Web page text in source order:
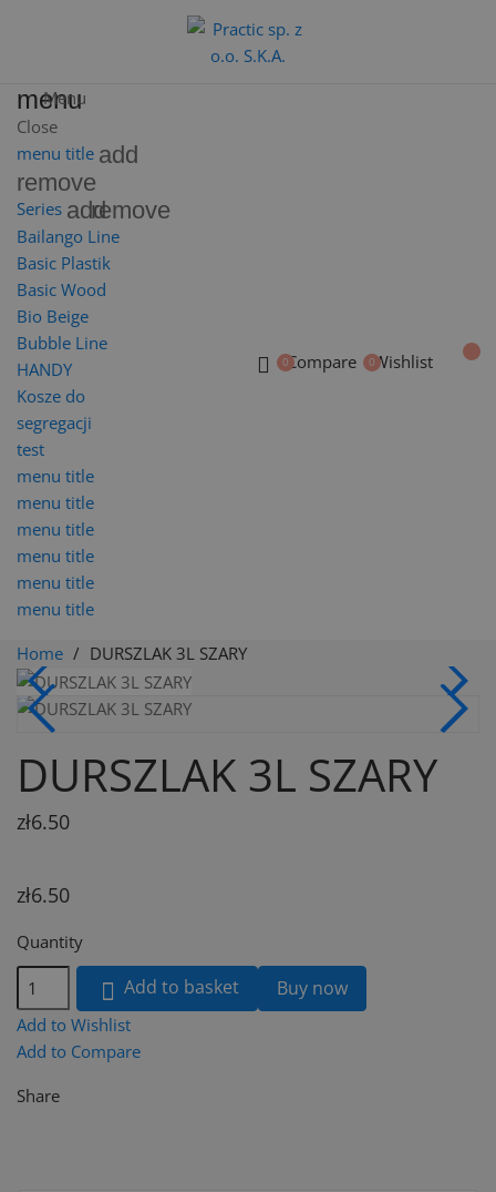
menu
Menu
Close
menu title add
remove
Series addremove
Bailango Line
Basic Plastik
Basic Wood
Bio Beige
Bubble Line
HANDY
Kosze do
segregacji
test
menu title
menu title
menu title
menu title
menu title
menu title
Compare Wishlist
Home DURSZLAK 3L SZARY
DURSZLAK 3L SZARY
zł6.50
zł6.50
Quantity
 Add to basket Buy now
Add to Wishlist
Add to Compare
Share